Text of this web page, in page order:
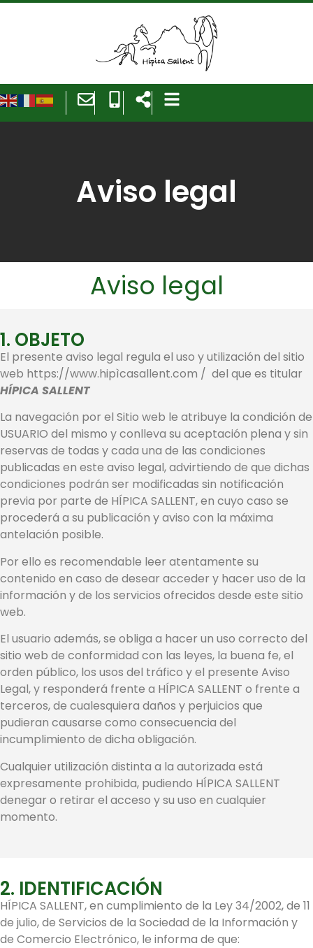
Aviso legal
Aviso legal
1. OBJETO
El presente aviso legal regula el uso y utilización del sitio
web https://www.hipìcasallent.com / del que es titular
HÍPICA SALLENT
La navegación por el Sitio web le atribuye la condición de
USUARIO del mismo y conlleva su aceptación plena y sin
reservas de todas y cada una de las condiciones
publicadas en este aviso legal, advirtiendo de que dichas
condiciones podrán ser modificadas sin notificación
previa por parte de HÍPICA SALLENT, en cuyo caso se
procederá a su publicación y aviso con la máxima
antelación posible.
Por ello es recomendable leer atentamente su
contenido en caso de desear acceder y hacer uso de la
información y de los servicios ofrecidos desde este sitio
web.
El usuario además, se obliga a hacer un uso correcto del
sitio web de conformidad con las leyes, la buena fe, el
orden público, los usos del tráfico y el presente Aviso
Legal, y responderá frente a HÍPICA SALLENT o frente a
terceros, de cualesquiera daños y perjuicios que
pudieran causarse como consecuencia del
incumplimiento de dicha obligación.
Cualquier utilización distinta a la autorizada está
expresamente prohibida, pudiendo HÍPICA SALLENT
denegar o retirar el acceso y su uso en cualquier
momento.
2. IDENTIFICACIÓN
HÍPICA SALLENT, en cumplimiento de la Ley 34/2002, de 11
de julio, de Servicios de la Sociedad de la Información y
de Comercio Electrónico, le informa de que: